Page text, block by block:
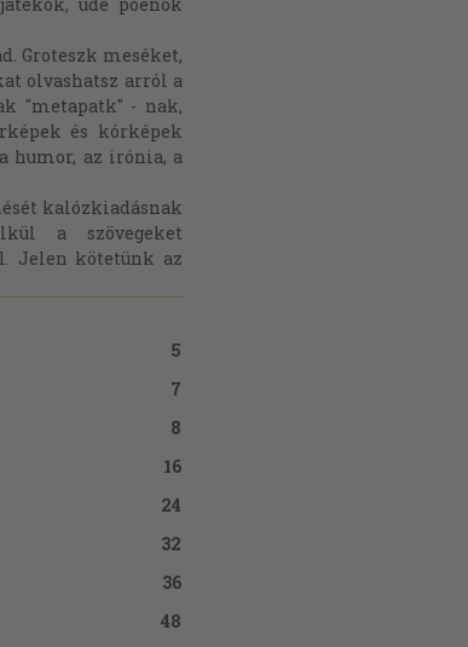
üde poénok
Groteszk meséket,
olvashatsz arról a
"metapatk" - nak,
és kórképek
humor, az irónia, a
kalózkiadásnak
a szövegeket
Jelen kötetünk az
5
7
8
16
24
32
36
48